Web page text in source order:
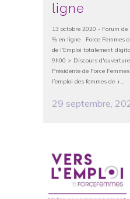
ligne
13 octobre 2020 - Forum de
% en ligne Force Femmes
de l’Emploi totalement
9h00 > Discours
Présidente de Force
l’emploi des femmes de +...
29 septembre,